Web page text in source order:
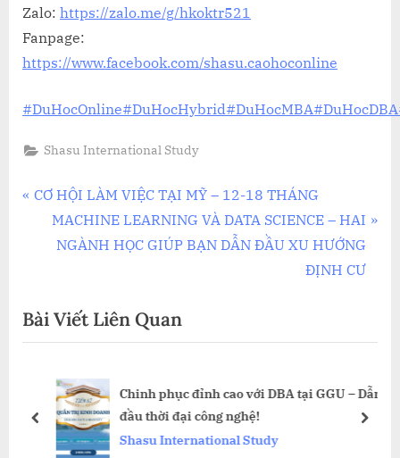
Zalo: https://zalo.me/g/hkoktr521
Fanpage:
https://www.facebook.com/shasu.caohoconline
#DuHocOnline#DuHocHybrid#DuHocMBA#DuHocDBA
Shasu International Study
Điều
hướng
viết
P
o
u
o
CƠ HỘI LÀM VIỆC TẠI MỸ – 12-18 THÁNG
N
e
P
o
t
:
MACHINE LEARNING VÀ DATA SCIENCE – HAI
NGÀNH HỌC GIÚP BẠN DẪN ĐẦU XU HƯỚNG
ĐỊNH CƯ
Bài Viết Liên Quan
Chinh phục đỉnh cao với DBA tại GGU – Dẫn
đầu thời đại công nghệ!
Shasu International Study
prev next